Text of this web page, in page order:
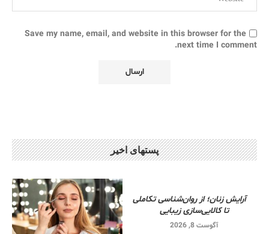
Save my name, email, and website in this browser for the
next time I comment.
پستهای اخیر
آرایش زنان؛ از روان‌شناسی تکاملی
تا کالایی‌سازی زیبایی
آگوست 8, 2026